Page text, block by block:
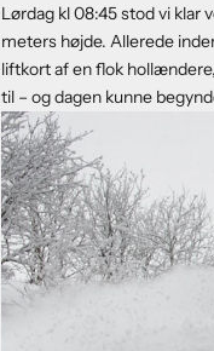
Lørdag kl 08:45 stod vi klar
meters højde. Allerede
liftkort af en flok
til – og dagen kunne